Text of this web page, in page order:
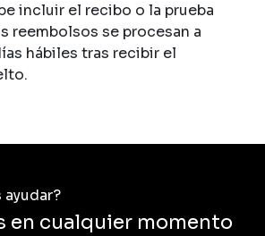
incluir el recibo o la prueba
reembolsos se procesan a
hábiles tras recibir el
en cualquier momento